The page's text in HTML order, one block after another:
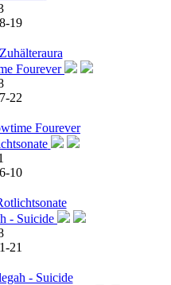
19
22
Fourever
10
21
- Suicide